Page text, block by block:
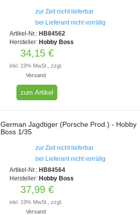
zur Zeit nicht lieferbar
bei Lieferant nicht vorrätig
Artikel-Nr.: HB84562
Hersteller: Hobby Boss
34,15 €
inkl. 19% MwSt., zzgl.
Versand
zum Artikel
German Jagdtiger (Porsche Prod.) - Hobby
Boss 1/35
zur Zeit nicht lieferbar
bei Lieferant nicht vorrätig
Artikel-Nr.: HB84564
Hersteller: Hobby Boss
37,99 €
inkl. 19% MwSt., zzgl.
Versand